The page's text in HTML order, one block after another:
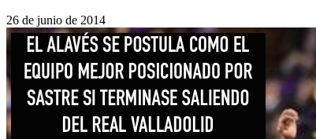
26 de junio de 2014